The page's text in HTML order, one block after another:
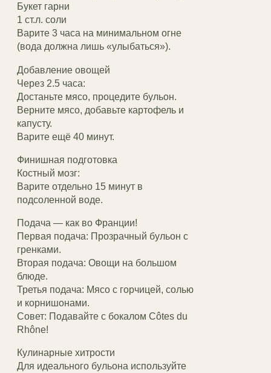
Букет гарни
1 ст.л. соли
Варите 3 часа на минимальном огне
(вода должна лишь «улыбаться»).
Добавление овощей
Через 2.5 часа:
Достаньте мясо, процедите бульон.
Верните мясо, добавьте картофель и
капусту.
Варите ещё 40 минут.
Финишная подготовка
Костный мозг:
Варите отдельно 15 минут в
подсоленной воде.
Подача — как во Франции!
Первая подача: Прозрачный бульон с
гренками.
Вторая подача: Овощи на большом
блюде.
Третья подача: Мясо с горчицей, солью
и корнишонами.
Совет: Подавайте с бокалом Côtes du
Rhône!
Кулинарные хитрости
Для идеального бульона используйте